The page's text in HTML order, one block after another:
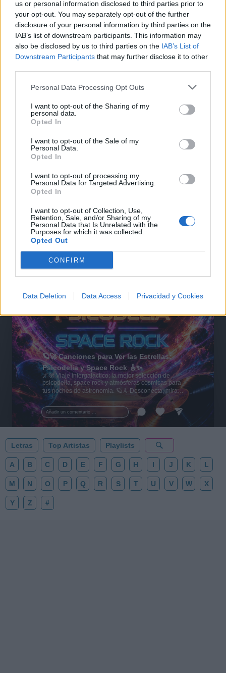
us or personal information disclosed to third parties prior to
your opt-out. You may separately opt-out of the further
disclosure of your personal information by third parties on the
IAB’s list of downstream participants. This information may
also be disclosed by us to third parties on the IAB’s List of
Downstream Participants that may further disclose it to other
Personal Data Processing Opt Outs
I want to opt-out of the Sharing of my
personal data.
Opted In
I want to opt-out of the Sale of my
Personal Data.
Opted In
I want to opt-out of processing my
Personal Data for Targeted Advertising.
Opted In
I want to opt-out of Collection, Use,
Retention, Sale, and/or Sharing of my
Personal Data that Is Unrelated with the
Purposes for which it was collected.
Opted Out
CONFIRM
Data Deletion Data Access Privacidad y Cookies
@musicapuntocom
Añadir un comentario ...
🪐🚀 Canciones para Ver las Estrellas:
Psicodelia y Space Rock 🎸✨
🌌🚀 Viaje intergaláctico: la mejor selección de
psicodelia, space rock y atmósferas cósmicas para
tus noches de astronomía. 🪐🎸 Desconecta, mira
al firmamento y siente la gravedad cero. 💾 ¡Guarda
esta colección para tu próxima noche estrellada!
✨⭐
Letras Top Artistas Playlists
A B C D E F G H I J K L
M N O P Q R S T U V W X
Y Z #